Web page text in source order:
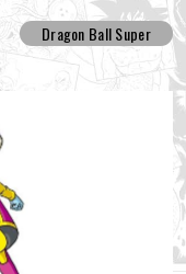
Dragon Ball Super